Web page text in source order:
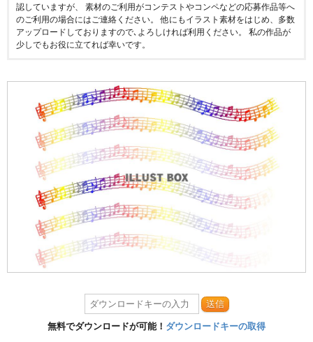
認していますが、 素材のご利用がコンテストやコンペなどの応募作品等へ
のご利用の場合にはご連絡ください。 他にもイラスト素材をはじめ、多数
アップロードしておりますので､よろしければ利用ください。 私の作品が
少しでもお役に立てれば幸いです。
送信
無料でダウンロードが可能！ ダウンロードキーの取得